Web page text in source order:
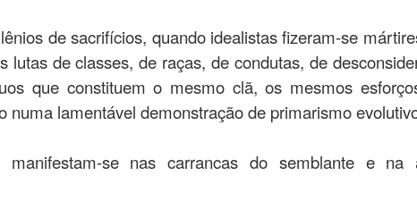
de sacrifícios, quando idealistas fizeram-se
de classes, de raças, de condutas, de
que constituem o mesmo clã, os mesmos
lamentável demonstração de primarismo
se nas carrancas do semblante e na